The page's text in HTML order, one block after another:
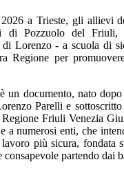
a Trieste, gli allievi
di Pozzuolo del Friuli,
Lorenzo - a scuola di
Regione per
un documento, nato
Parelli e
Friuli Venezia
a numerosi enti, che
più sicura, fondata
partendo dai